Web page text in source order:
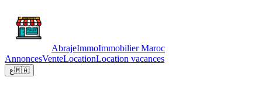
AbrajeImmoImmobilier Maroc
AnnoncesVenteLocationLocation vacances
ع🇲🇦